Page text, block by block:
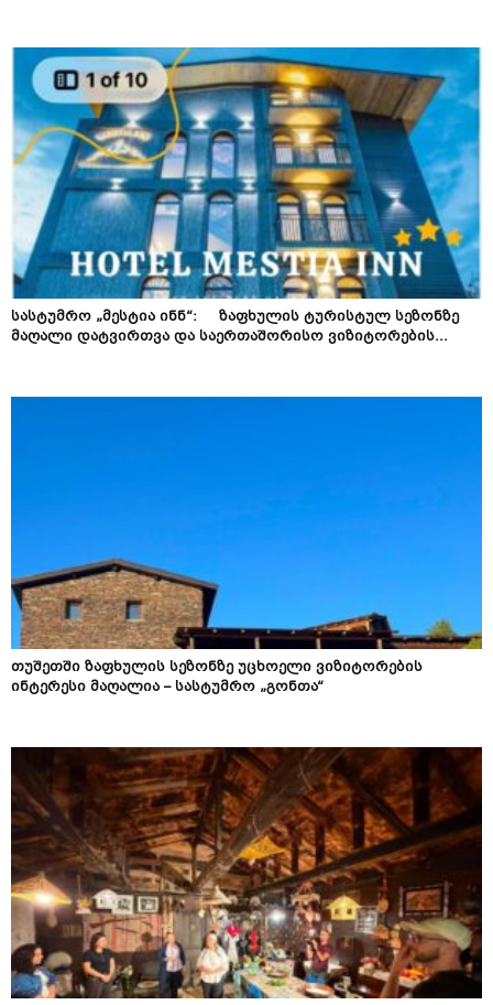
სასტუმრო „მესტია ინნ“: ზაფხულის ტურისტულ სეზონზე
მაღალი დატვირთვა და საერთაშორისო ვიზიტორების...
თუშეთში ზაფხულის სეზონზე უცხოელი ვიზიტორების
ინტერესი მაღალია – სასტუმრო „გონთა“